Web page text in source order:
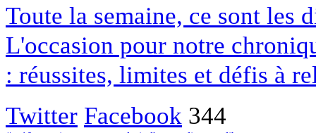
Toute la semaine, ce sont les
L'occasion pour notre
: réussites, limites et défis à
Twitter Facebook 344